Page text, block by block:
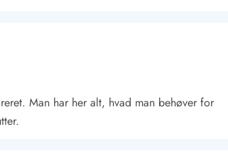
Man har her alt, hvad man behøver for